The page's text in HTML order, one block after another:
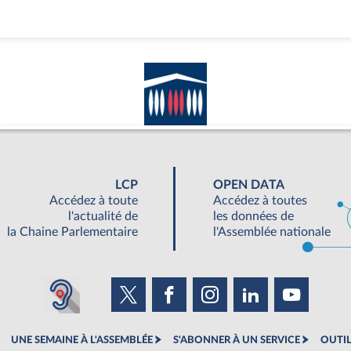
LCP
Accédez à toute
l'actualité de
la Chaine Parlementaire
OPEN DATA
Accédez à toutes
les données de
l'Assemblée nationale
UNE SEMAINE À L'ASSEMBLÉE S'ABONNER À UN SERVICE